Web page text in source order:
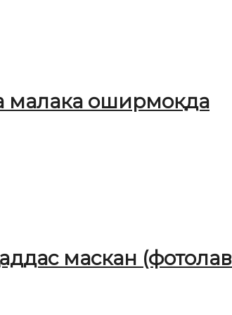
малака оширмоқда
маскан